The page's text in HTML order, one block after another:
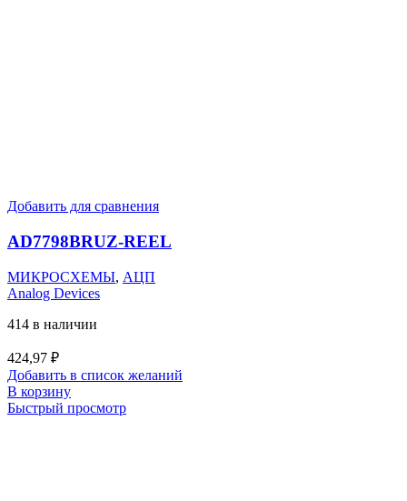
Добавить для сравнения
AD7798BRUZ-REEL
МИКРОСХЕМЫ, АЦП
Analog Devices
414 в наличии
424,97 ₽
Добавить в список желаний
В корзину
Быстрый просмотр